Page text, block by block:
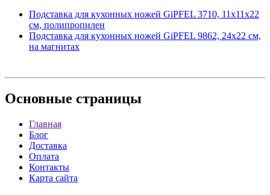
Подставка для кухонных ножей GiPFEL 3710, 11х11х22
см, полипропилен
Подставка для кухонных ножей GiPFEL 9862, 24х22 см,
на магнитах
Основные страницы
Главная
Блог
Доставка
Оплата
Контакты
Карта сайта